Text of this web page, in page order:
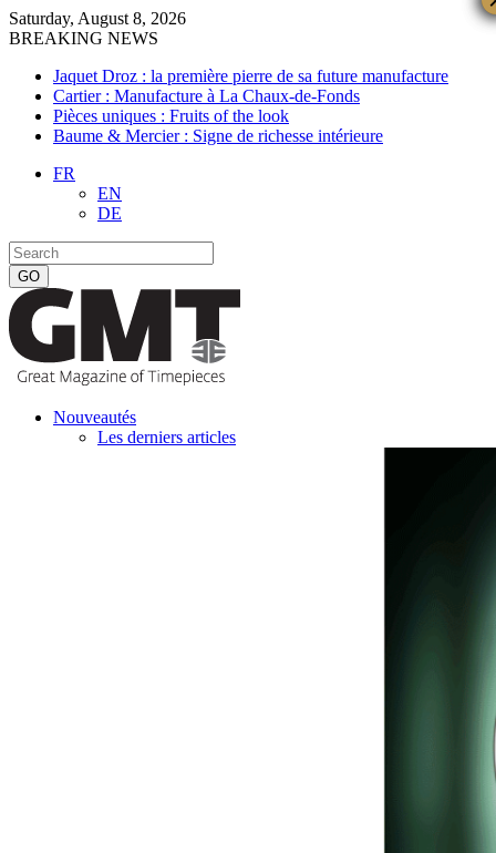
Saturday, August 8, 2026
BREAKING NEWS
Jaquet Droz : la première pierre de sa future manufacture
Cartier : Manufacture à La Chaux-de-Fonds
Pièces uniques : Fruits of the look
Baume & Mercier : Signe de richesse intérieure
FR
EN
DE
Nouveautés
Les derniers articles